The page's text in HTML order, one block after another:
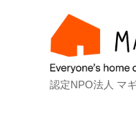
認定NPO法人 マ